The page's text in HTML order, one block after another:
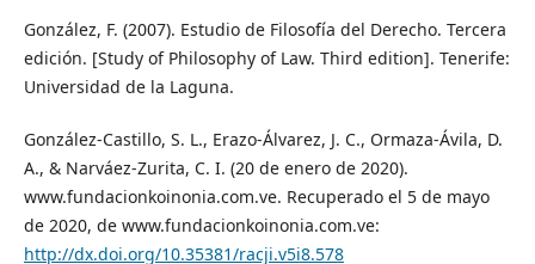
González, F. (2007). Estudio de Filosofía del Derecho. Tercera
edición. [Study of Philosophy of Law. Third edition]. Tenerife:
Universidad de la Laguna.
González-Castillo, S. L., Erazo-Álvarez, J. C., Ormaza-Ávila, D.
A., & Narváez-Zurita, C. I. (20 de enero de 2020).
www.fundacionkoinonia.com.ve. Recuperado el 5 de mayo
de 2020, de www.fundacionkoinonia.com.ve:
http://dx.doi.org/10.35381/racji.v5i8.578